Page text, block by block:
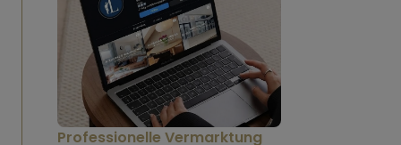
Professionelle Vermarktung